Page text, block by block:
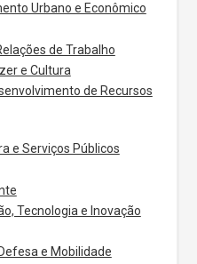
Urbano e Econômico
de Trabalho
e Cultura
de Recursos
e Serviços Públicos
Tecnologia e Inovação
e Mobilidade